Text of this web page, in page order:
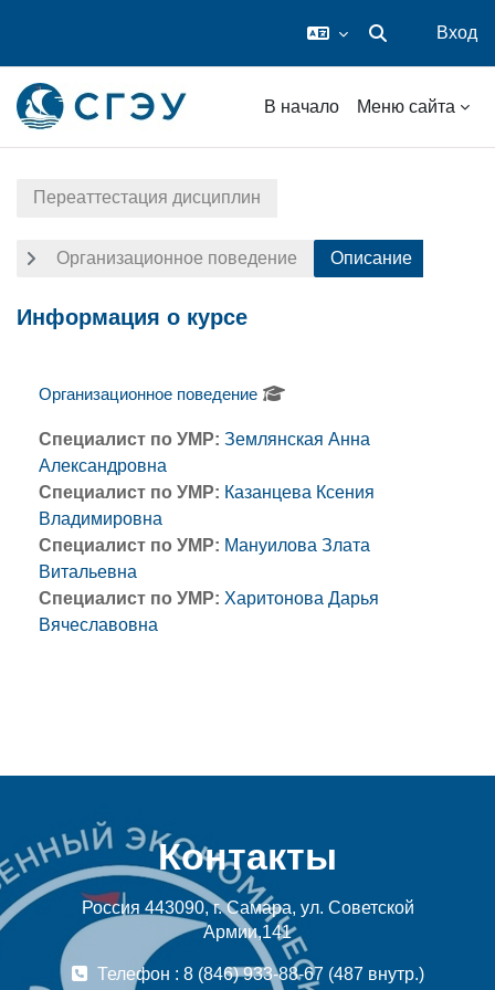
Изменить
Вход
В начало Меню сайта
Переаттестация дисциплин
Организационное поведение Описание
Информация о курсе
Организационное поведение
Специалист по УМР: Землянская Анна
Александровна
Специалист по УМР: Казанцева Ксения
Владимировна
Специалист по УМР: Мануилова Злата
Витальевна
Специалист по УМР: Харитонова Дарья
Вячеславовна
Контакты
Россия 443090, г. Самара, ул. Советской
Армии,141
Телефон : 8 (846) 933-88-67 (487 внутр.)